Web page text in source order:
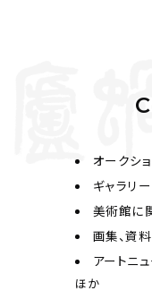
オークシ
ギャラリ
美術館に
画集、資
アートニ
ほか